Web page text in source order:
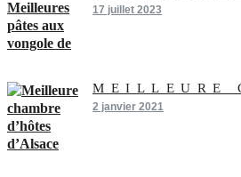
17 juillet 2023
MEILLEURE
2 janvier 2021